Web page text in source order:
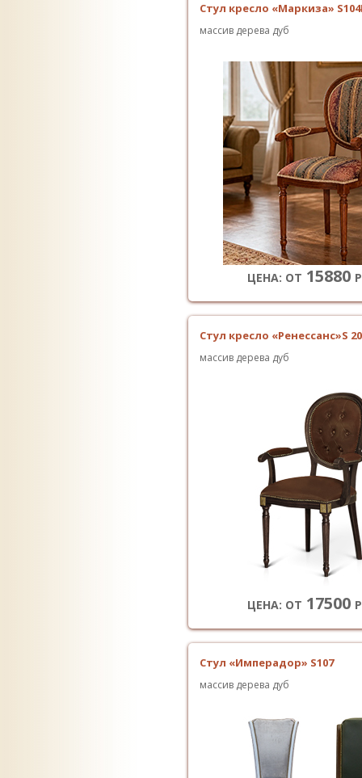
Стул кресло «Маркиза»
массив дерева дуб
ЦЕНА: ОТ 15880
Стул кресло «Ренессанс»S
массив дерева дуб
ЦЕНА: ОТ 17500
Стул «Имперадор» S107
массив дерева дуб